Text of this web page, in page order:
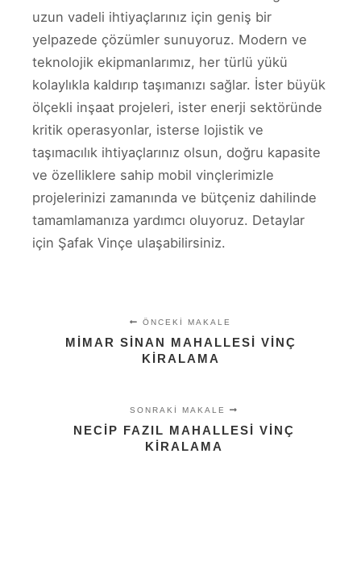
uzun vadeli ihtiyaçlarınız için geniş bir
yelpazede çözümler sunuyoruz. Modern ve
teknolojik ekipmanlarımız, her türlü yükü
kolaylıkla kaldırıp taşımanızı sağlar. İster büyük
ölçekli inşaat projeleri, ister enerji sektöründe
kritik operasyonlar, isterse lojistik ve
taşımacılık ihtiyaçlarınız olsun, doğru kapasite
ve özelliklere sahip mobil vinçlerimizle
projelerinizi zamanında ve bütçeniz dahilinde
tamamlamanıza yardımcı oluyoruz. Detaylar
için Şafak Vinçe ulaşabilirsiniz.
ÖNCEKI MAKALE
MIMAR SINAN MAHALLESI VINÇ
KIRALAMA
SONRAKI MAKALE
NECIP FAZIL MAHALLESI VINÇ
KIRALAMA